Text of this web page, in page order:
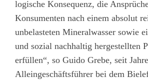
logische Konsequenz, die
Konsumenten nach einem absolut
unbelasteten Mineralwasser sowie
und sozial nachhaltig hergestellten
erfüllen“, so Guido Grebe, seit
Alleingeschäftsführer bei dem